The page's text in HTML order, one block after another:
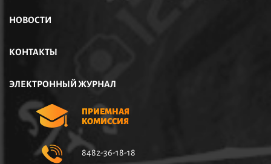
НОВОСТИ
КОНТАКТЫ
ЭЛЕКТРОННЫЙ ЖУРНАЛ
ПРИЕМНАЯ
КОМИССИЯ
8482-36-18-18